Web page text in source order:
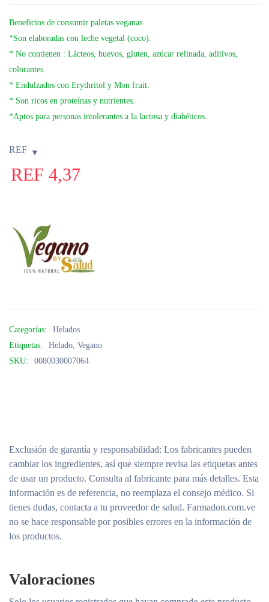
Beneficios de consumir paletas veganas
*Son elaboradas con leche vegetal (coco).
* No contienen : Lácteos, huevos, gluten, azúcar refinada, aditivos,
colorantes.
* Endulzados con Erythritol y Mon fruit.
* Son ricos en proteínas y nutrientes.
*Aptos para personas intolerantes a la lactosa y diabéticos.
REF
REF 4,37
Categorías:
Helados
Etiquetas:
Helado, Vegano
SKU:
0080030007064
Exclusión de garantía y responsabilidad: Los fabricantes pueden
cambiar los ingredientes, así que siempre revisa las etiquetas antes
de usar un producto. Consulta al fabricante para más detalles. Esta
información es de referencia, no reemplaza el consejo médico. Si
tienes dudas, contacta a tu proveedor de salud. Farmadon.com.ve
no se hace responsable por posibles errores en la información de
los productos.
Valoraciones